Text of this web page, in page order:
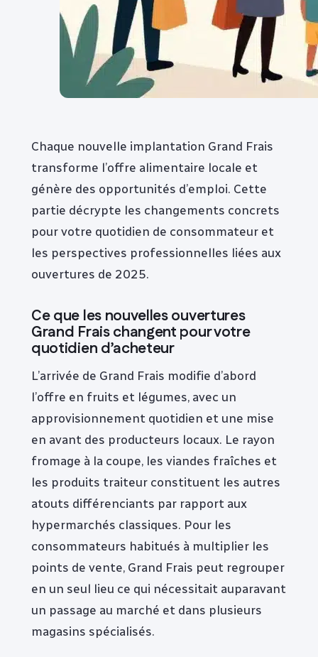
Chaque nouvelle implantation Grand Frais
transforme l’offre alimentaire locale et
génère des opportunités d’emploi. Cette
partie décrypte les changements concrets
pour votre quotidien de consommateur et
les perspectives professionnelles liées aux
ouvertures de 2025.
Ce que les nouvelles ouvertures
Grand Frais changent pour votre
quotidien d’acheteur
L’arrivée de Grand Frais modifie d’abord
l’offre en fruits et légumes, avec un
approvisionnement quotidien et une mise
en avant des producteurs locaux. Le rayon
fromage à la coupe, les viandes fraîches et
les produits traiteur constituent les autres
atouts différenciants par rapport aux
hypermarchés classiques. Pour les
consommateurs habitués à multiplier les
points de vente, Grand Frais peut regrouper
en un seul lieu ce qui nécessitait auparavant
un passage au marché et dans plusieurs
magasins spécialisés.